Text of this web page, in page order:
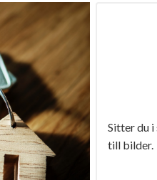
Sitter du
till bilder.